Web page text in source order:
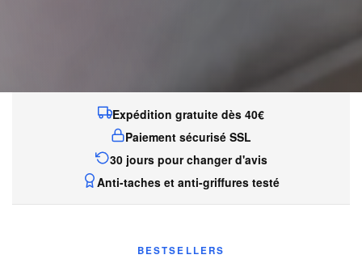
Expédition gratuite dès 40€
Paiement sécurisé SSL
30 jours pour changer d'avis
Anti-taches et anti-griffures testé
BESTSELLERS